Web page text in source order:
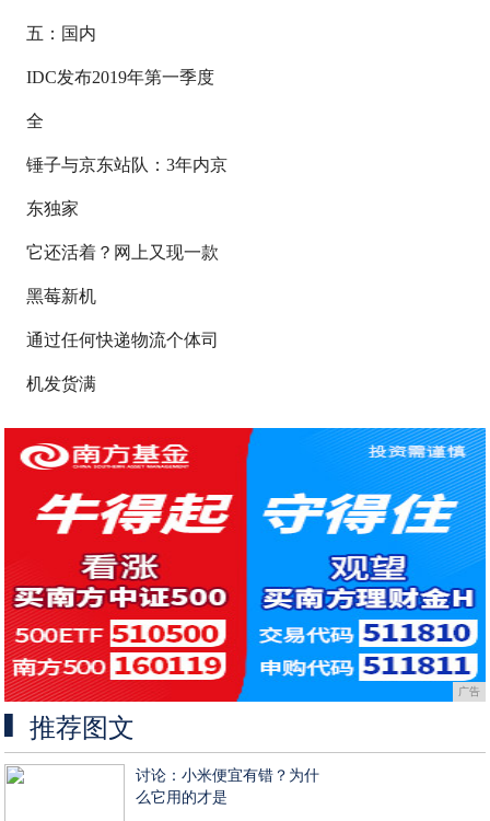
五：国内
IDC发布2019年第一季度
全
锤子与京东站队：3年内京
东独家
它还活着？网上又现一款
黑莓新机
通过任何快递物流个体司
机发货满
广告
推荐图文
讨论：小米便宜有错？为什
么它用的才是